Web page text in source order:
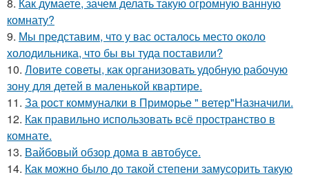
комнату?
9. Мы представим, что у вас осталось место около
холодильника, что бы вы туда поставили?
10. Ловите советы, как организовать удобную рабочую
зону для детей в маленькой квартире.
11. За рост коммуналки в Приморье " ветер"Назначили.
12. Как правильно использовать всё пространство в
комнате.
13. Вайбовый обзор дома в автобусе.
14. Как можно было до такой степени замусорить такую